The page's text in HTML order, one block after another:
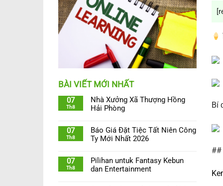
BÀI VIẾT MỚI NHẤT
07
Th8
Nhà Xưởng Xã Thượng Hồng
Hải Phòng
07
Th8
Báo Giá Đặt Tiệc Tất Niên Công
Ty Mới Nhất 2026
07
Th8
Pilihan untuk Fantasy Kebun
dan Entertainment
Bí
##